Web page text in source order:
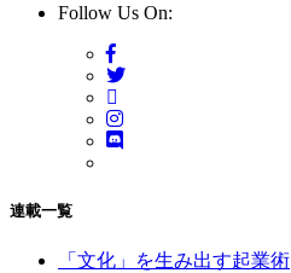
Follow Us On:
連載一覧
「文化」を生み出す起業術